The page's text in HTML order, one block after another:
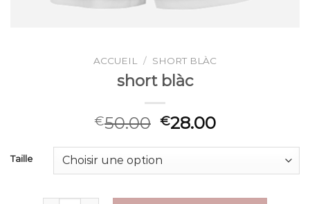
ACCUEIL / SHORT BLÀC
short blàc
€50.00 €28.00
Taille